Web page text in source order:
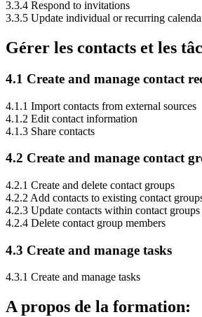
3.3.4 Respond to invitations
3.3.5 Update individual or recurring
Gérer les contacts et les
4.1 Create and manage contact
4.1.1 Import contacts from external sources
4.1.2 Edit contact information
4.1.3 Share contacts
4.2 Create and manage contact
4.2.1 Create and delete contact groups
4.2.2 Add contacts to existing contact
4.2.3 Update contacts within contact groups
4.2.4 Delete contact group members
4.3 Create and manage tasks
4.3.1 Create and manage tasks
A propos de la formation: